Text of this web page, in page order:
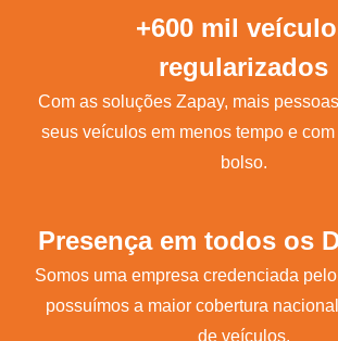
+600 mil
regularizados
Com as soluções Zapay, mais
seus veículos em menos tempo e
bolso.
Presença em todos os
Somos uma empresa credenciada
possuímos a maior cobertura
de veículos.